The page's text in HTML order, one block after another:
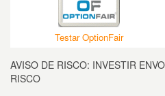
Testar OptionFair
AVISO DE RISCO: INVESTIR
RISCO